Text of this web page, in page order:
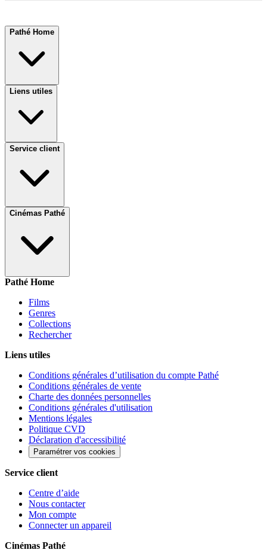
Pathé Home
Liens utiles
Service client
Cinémas Pathé
Pathé Home
Films
Genres
Collections
Rechercher
Liens utiles
Conditions générales d’utilisation du compte Pathé
Conditions générales de vente
Charte des données personnelles
Conditions générales d'utilisation
Mentions légales
Politique CVD
Déclaration d'accessibilité
Paramétrer vos cookies
Service client
Centre d’aide
Nous contacter
Mon compte
Connecter un appareil
Cinémas Pathé